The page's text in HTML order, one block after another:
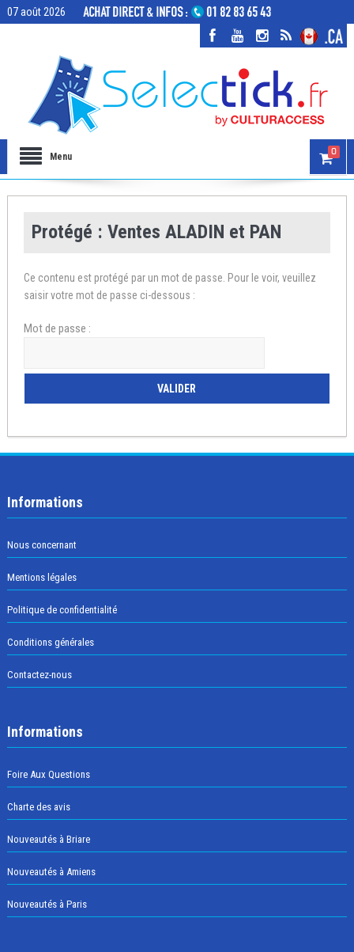
07 août 2026
Menu 0
Protégé : Ventes ALADIN et PAN
Ce contenu est protégé par un mot de passe. Pour le voir, veuillez
saisir votre mot de passe ci-dessous :
Mot de passe :
Informations
Nous concernant
Mentions légales
Politique de confidentialité
Conditions générales
Contactez-nous
Informations
Foire Aux Questions
Charte des avis
Nouveautés à Briare
Nouveautés à Amiens
Nouveautés à Paris